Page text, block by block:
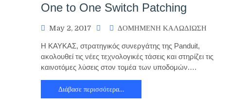
One to One Switch Patching
May 2, 2017 ΔΟΜΗΜΕΝΗ ΚΑΛΩΔΙΩΣΗ
Η ΚΑΥΚΑΣ, στρατηγικός συνεργάτης της Panduit,
ακολουθεί τις νέες τεχνολογικές τάσεις και στηρίζει τις
καινοτόμες λύσεις στον τομέα των υποδομών.…
Διάβασε περισσότερα…